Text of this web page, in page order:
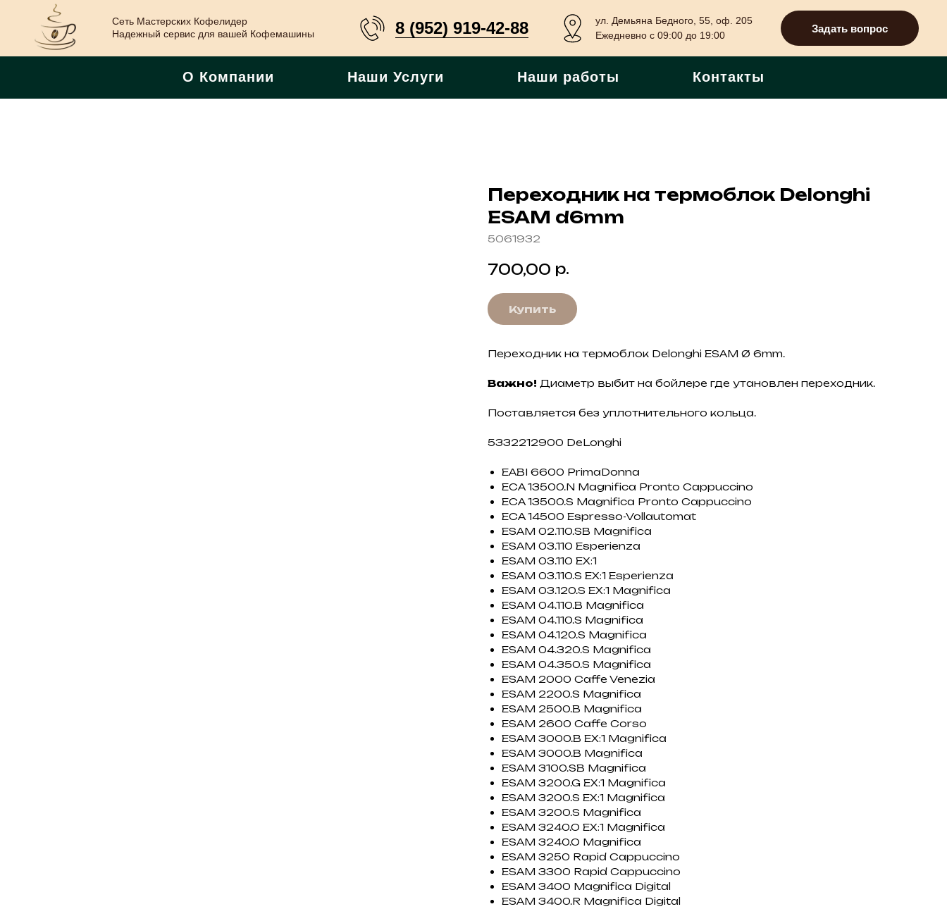
Сеть Мастерских Кофелидер
Надежный сервис для вашей Кофемашины
8 (952) 919-42-88
ул. Демьяна Бедного, 55, оф. 205
Ежедневно с 09:00 до 19:00
Задать вопрос
О Компании Наши Услуги Наши работы Контакты
Переходник на термоблок Delonghi
ESAM d6mm
5061932
700,00 р.
Купить
Переходник на термоблок Delonghi ESAM Ø 6mm.
Важно! Диаметр выбит на бойлере где утановлен переходник.
Поставляется без уплотнительного кольца.
5332212900 DeLonghi
EABI 6600 PrimaDonna
ECA 13500.N Magnifica Pronto Cappuccino
ECA 13500.S Magnifica Pronto Cappuccino
ECA 14500 Espresso-Vollautomat
ESAM 02.110.SB Magnifica
ESAM 03.110 Esperienza
ESAM 03.110 EX:1
ESAM 03.110.S EX:1 Esperienza
ESAM 03.120.S EX:1 Magnifica
ESAM 04.110.B Magnifica
ESAM 04.110.S Magnifica
ESAM 04.120.S Magnifica
ESAM 04.320.S Magnifica
ESAM 04.350.S Magnifica
ESAM 2000 Caffe Venezia
ESAM 2200.S Magnifica
ESAM 2500.B Magnifica
ESAM 2600 Caffe Corso
ESAM 3000.B EX:1 Magnifica
ESAM 3000.B Magnifica
ESAM 3100.SB Magnifica
ESAM 3200.G EX:1 Magnifica
ESAM 3200.S EX:1 Magnifica
ESAM 3200.S Magnifica
ESAM 3240.O EX:1 Magnifica
ESAM 3240.O Magnifica
ESAM 3250 Rapid Cappuccino
ESAM 3300 Rapid Cappuccino
ESAM 3400 Magnifica Digital
ESAM 3400.R Magnifica Digital